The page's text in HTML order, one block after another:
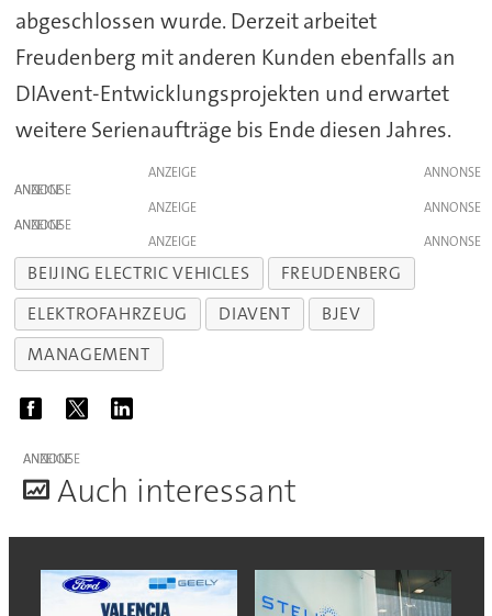
abgeschlossen wurde. Derzeit arbeitet
Freudenberg mit anderen Kunden ebenfalls an
DIAvent-Entwicklungsprojekten und erwartet
weitere Serienaufträge bis Ende diesen Jahres.
ANZEIGE
ANZEIGE
ANZEIGE
ANZEIGE
ANZEIGE
BEIJING ELECTRIC VEHICLES
FREUDENBERG
ELEKTROFAHRZEUG
DIAVENT
BJEV
MANAGEMENT
ANZEIGE
Auch interessant